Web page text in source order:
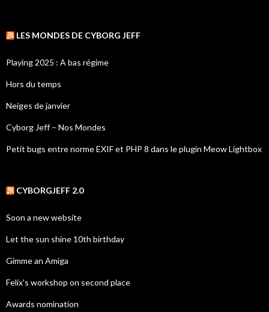
LES MONDES DE CYBORG JEFF
Playing 2025 : A bas régime
Hors du temps
Neiges de janvier
Cyborg Jeff – Nos Mondes
Petit bugs entre norme EXIF et PHP 8 dans le plugin Meow Lightbox
CYBORGJEFF 2.0
Soon a new website
Let the sun shine 10th birthday
Gimme an Amiga
Felix's workshop on second place
Awards nomination